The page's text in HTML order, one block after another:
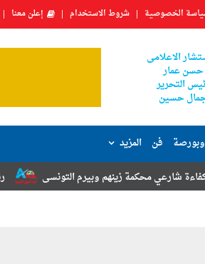
الخصوصية شروط الاستخدام إعلن معنا
الاعلامى
حسن عمار
التحرير
حسين
فن المزيد
رئيس الوزراء يتابع وبيرم التونسى